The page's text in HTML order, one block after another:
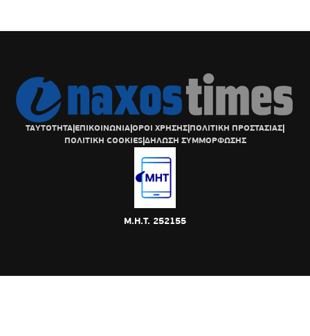
ΤΑΥΤΟΤΗΤΑ|ΕΠΙΚΟΙΝΩΝΙΑ|ΟΡΟΙ ΧΡΗΣΗΣ|ΠΟΛΙΤΙΚΗ ΠΡΟΣΤΑΣΙΑΣ|
ΠΟΛΙΤΙΚΗ COOKIES|ΔΗΛΩΣΗ ΣΥΜΜΟΡΦΩΣΗΣ
Μ.Η.Τ. 252155